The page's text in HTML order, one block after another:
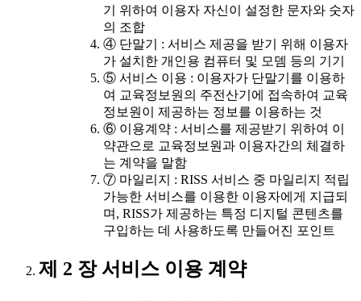
기 위하여 이용자 자신이 설정한 문자와 숫자
의 조합
④ 단말기 : 서비스 제공을 받기 위해 이용자
가 설치한 개인용 컴퓨터 및 모뎀 등의 기기
⑤ 서비스 이용 : 이용자가 단말기를 이용하
여 교육정보원의 주전산기에 접속하여 교육
정보원이 제공하는 정보를 이용하는 것
⑥ 이용계약 : 서비스를 제공받기 위하여 이
약관으로 교육정보원과 이용자간의 체결하
는 계약을 말함
⑦ 마일리지 : RISS 서비스 중 마일리지 적립
가능한 서비스를 이용한 이용자에게 지급되
며, RISS가 제공하는 특정 디지털 콘텐츠를
구입하는 데 사용하도록 만들어진 포인트
제 2 장 서비스 이용 계약